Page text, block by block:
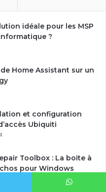
idéale pour les MSP
?
Home Assistant sur un
et configuration
Ubiquiti
Toolbox : La boite à
pour Windows